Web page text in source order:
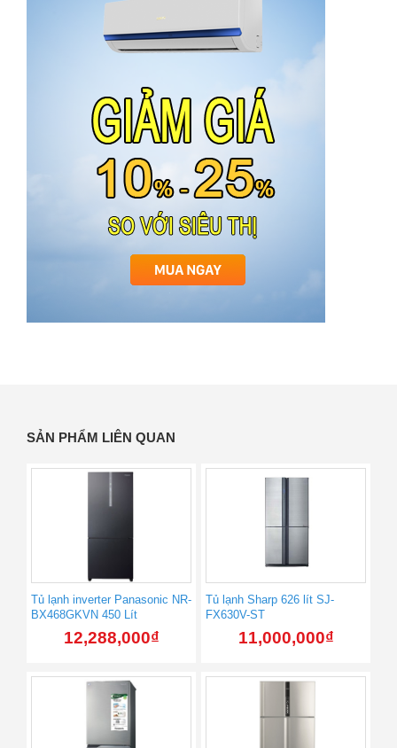
SẢN PHẨM LIÊN QUAN
Tủ lạnh inverter Panasonic NR-
BX468GKVN 450 Lít
12,288,000₫
Tủ lạnh Sharp 626 lít SJ-
FX630V-ST
11,000,000₫